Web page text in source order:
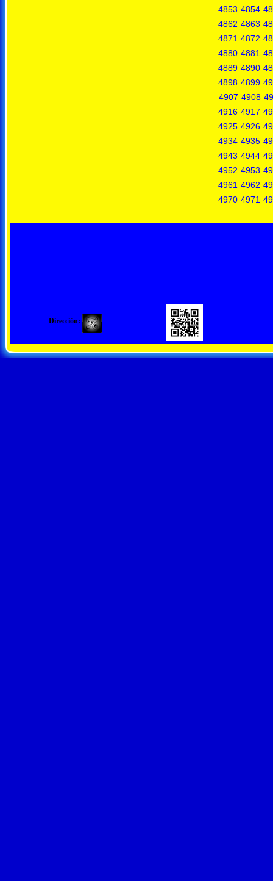
4853 4854
4862 4863
4871 4872
4880 4881
4889 4890
4898 4899
4907 4908
4916 4917
4925 4926
4934 4935
4943 4944
4952 4953
4961 4962
4970 4971
Dirección: